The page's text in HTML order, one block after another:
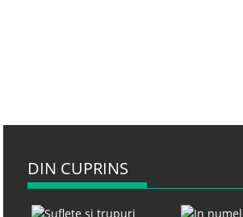
DIN CUPRINS